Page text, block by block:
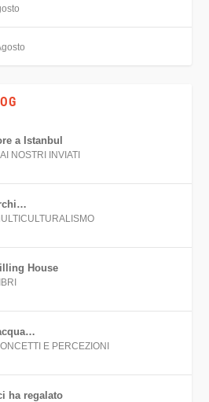
a Istanbul
NOSTRI INVIATI
House
E PERCEZIONI
ha regalato